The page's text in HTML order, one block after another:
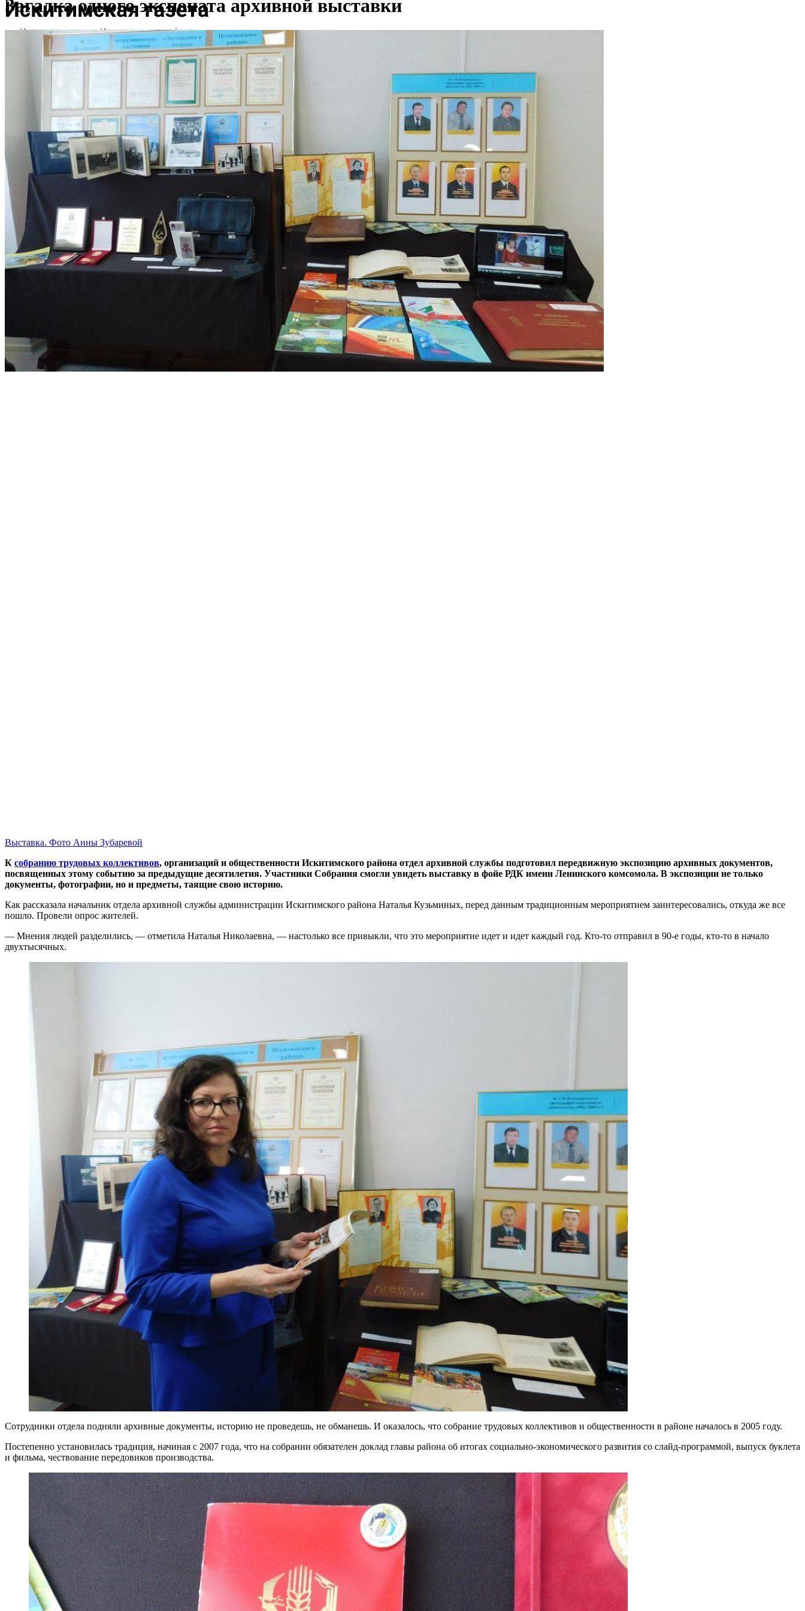
Загадка одного экспоната архивной выставки
Выставка. Фото Анны Зубаревой
К собранию трудовых коллективов, организаций и общественности Искитимского района отдел архивной службы подготовил передвижную экспозицию архивных документов,
посвященных этому событию за предыдущие десятилетия. Участники Собрания смогли увидеть выставку в фойе РДК имени Ленинского комсомола. В экспозиции не только
документы, фотографии, но и предметы, таящие свою историю.
Как рассказала начальник отдела архивной службы администрации Искитимского района Наталья Кузьминых, перед данным традиционным мероприятием заинтересовались, откуда же все
пошло. Провели опрос жителей.
— Мнения людей разделились, — отметила Наталья Николаевна, — настолько все привыкли, что это мероприятие идет и идет каждый год. Кто-то отправил в 90-е годы, кто-то в начало
двухтысячных.
Сотрудники отдела подняли архивные документы, историю не проведешь, не обманешь. И оказалось, что собрание трудовых коллективов и общественности в районе началось в 2005 году.
Постепенно установилась традиция, начиная с 2007 года, что на собрании обязателен доклад главы района об итогах социально-экономического развития со слайд-программой, выпуск буклета
и фильма, чествование передовиков производства.